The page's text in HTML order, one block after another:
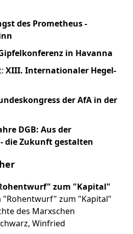
des Prometheus -
in Havanna
XIII. Internationaler Hegel-
der AfA in der
DGB: Aus der
die Zukunft gestalten
zum "Kapital"
"Rohentwurf" zum "Kapital"
des Marxschen
Winfried